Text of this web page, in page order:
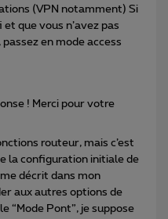
(VPN notamment) Si
que vous n’avez pas
en mode access
! Merci pour votre
routeur, mais c’est
la configuration initiale de
décrit dans mon
aux autres options de
“Mode Pont”, je suppose